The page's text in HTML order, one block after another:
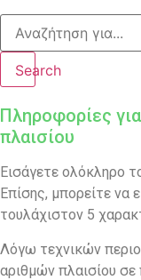
Search
Πληροφορίες
πλαισίου
Εισάγετε ολόκληρο
Επίσης, μπορείτε να
τουλάχιστον 5
Λόγω τεχνικών
αριθμών πλαισίου